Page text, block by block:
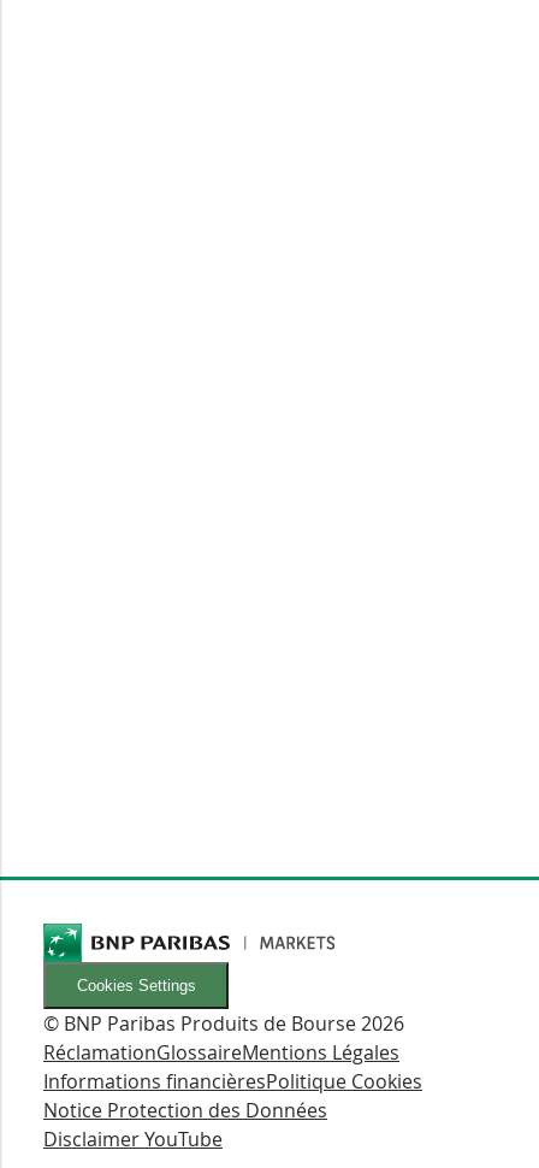
Cookies Settings
© BNP Paribas Produits de Bourse 2026
RéclamationGlossaireMentions Légales
Informations financièresPolitique Cookies
Notice Protection des Données
Disclaimer YouTube